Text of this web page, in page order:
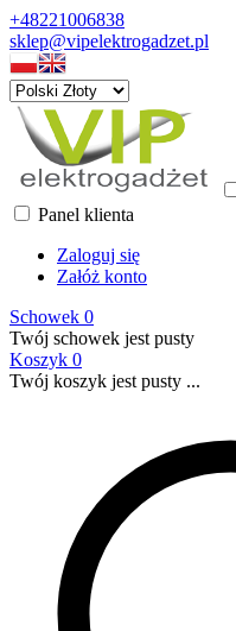
+48221006838
sklep@vipelektrogadzet.pl
Panel klienta
Zaloguj się
Załóż konto
Schowek 0
Twój schowek jest pusty
Koszyk 0
Twój koszyk jest pusty ...